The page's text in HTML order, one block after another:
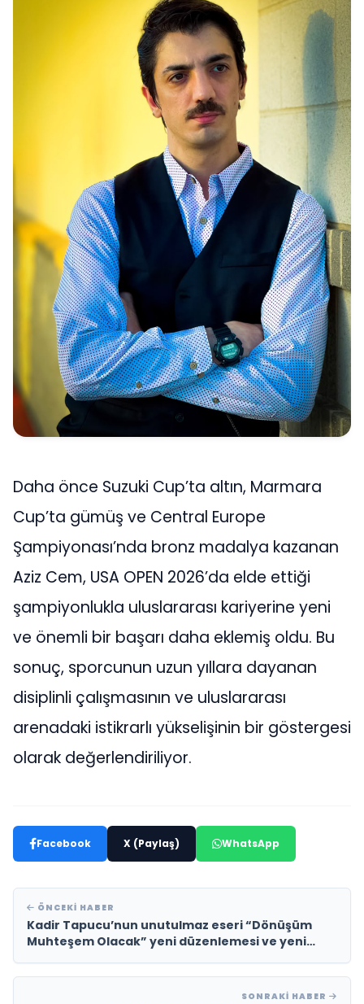
Daha önce Suzuki Cup’ta altın, Marmara
Cup’ta gümüş ve Central Europe
Şampiyonası’nda bronz madalya kazanan
Aziz Cem, USA OPEN 2026’da elde ettiği
şampiyonlukla uluslararası kariyerine yeni
ve önemli bir başarı daha eklemiş oldu. Bu
sonuç, sporcunun uzun yıllara dayanan
disiplinli çalışmasının ve uluslararası
arenadaki istikrarlı yükselişinin bir göstergesi
olarak değerlendiriliyor.
Facebook X (Paylaş) WhatsApp
ÖNCEKI HABER
Kadir Tapucu’nun unutulmaz eseri “Dönüşüm
Muhteşem Olacak” yeni düzenlemesi ve yeni
SONRAKI HABER